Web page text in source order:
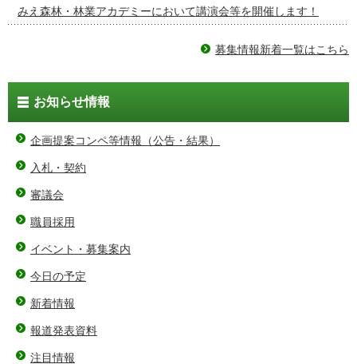
みえ森林・林業アカデミーにおいて講演会等を開催します！
募集情報新着一覧はこちら
お知らせ情報
企画提案コンペ等情報（公告・結果）
入札・契約
審議会
職員採用
イベント・募集案内
今日の予定
新着情報
報道発表資料
注目情報